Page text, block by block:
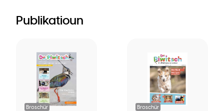
Publikatioun
Broschür Broschür